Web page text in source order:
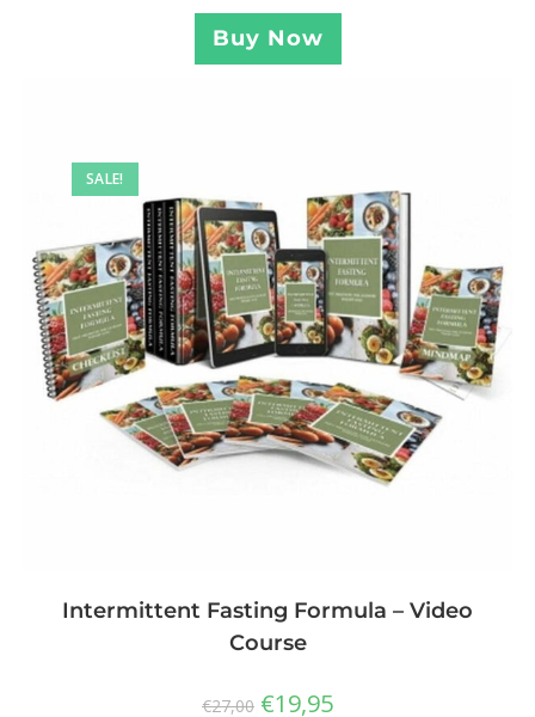
Buy Now
SALE!
Intermittent Fasting Formula – Video
Course
€27,00 €19,95